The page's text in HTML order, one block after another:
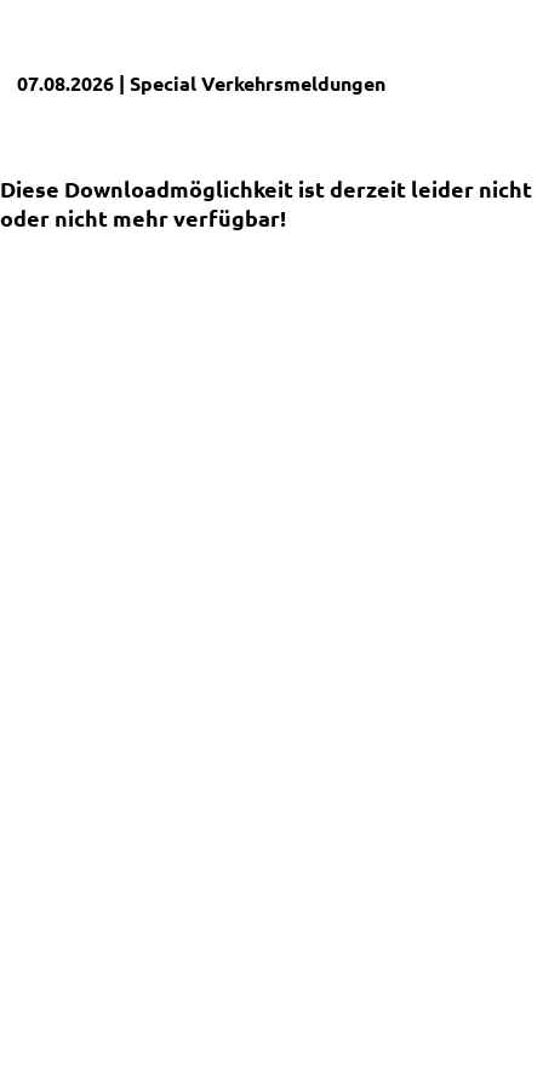
07.08.2026 | SpecialVerkehrsmeldungen
Diese Downloadmöglichkeit ist derzeit leider nicht
oder nicht mehr verfügbar!